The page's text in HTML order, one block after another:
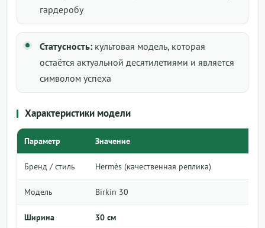
гардеробу
Статусность: культовая модель, которая
остаётся актуальной десятилетиями и является
символом успеха
Характеристики модели
Параметр Значение
Бренд / стиль Hermès (качественная реплика)
Модель Birkin 30
Ширина 30 см